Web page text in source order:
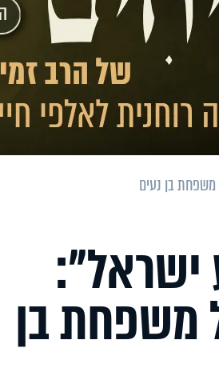
בן נעים
ישראל":
משפחת בן